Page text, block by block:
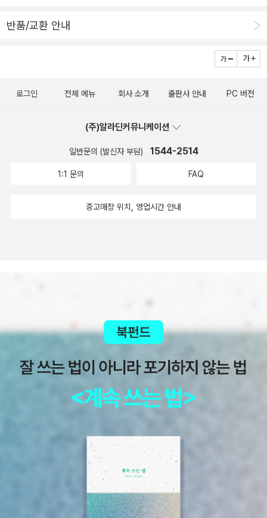
반품/교환 안내
로그인 전체 메뉴 회사 소개 출판사 안내 PC 버전
(주)알라딘커뮤니케이션
일반문의 (발신자 부담) 1544-2514
1:1 문의 FAQ
중고매장 위치, 영업시간 안내